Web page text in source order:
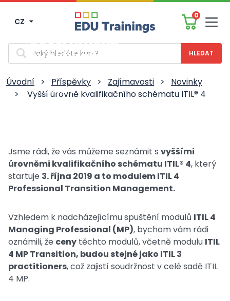
CZ
0
Vyhledávání
Úvodní > Příspěvky > Zajímavosti >
Novinky
>
Vyšší úrovně kvalifikačního schématu ITIL® 4
Vyšší úrovně
kvalifikačního
19. 8. 2019
Jsme rádi, že vás můžeme seznámit s vyššími
úrovněmi kvalifikačního schématu ITIL® 4, který
startuje 3. října 2019 a to modulem ITIL 4
Professional Transition Management.
Vzhledem k nadcházejícímu spuštění modulů ITIL 4
Managing Professional (MP), bychom vám rádi
oznámili, že ceny těchto modulů, včetně modulu ITIL
4 MP Transition, budou stejné jako ITIL 3
practitioners, což zajistí soudržnost v celé sadě ITIL
4 MP.